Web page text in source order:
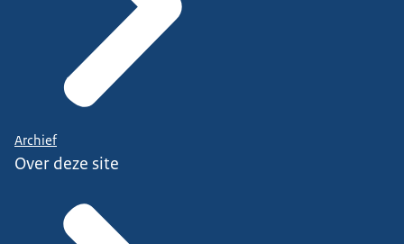
Archief
Over deze site